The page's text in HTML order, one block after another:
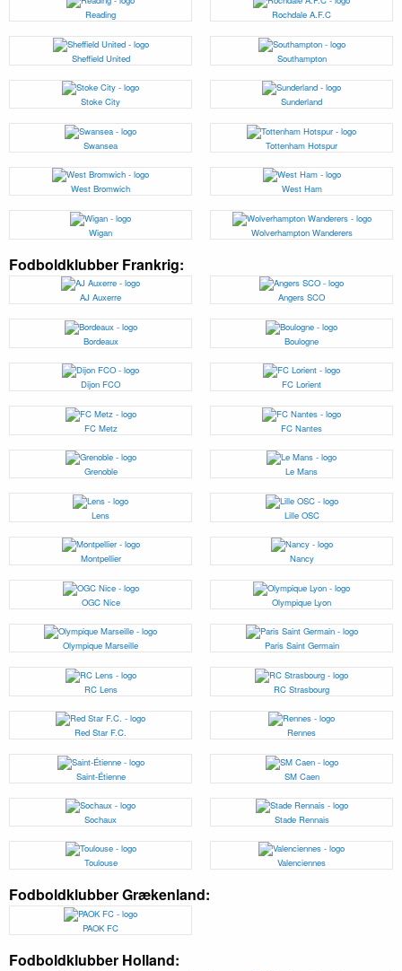
Reading Rochdale A.F.C
Sheffield United Southampton
Stoke City Sunderland
Swansea Tottenham Hotspur
West Bromwich West Ham
Wigan Wolverhampton Wanderers
Fodboldklubber Frankrig:
AJ Auxerre Angers SCO
Bordeaux Boulogne
Dijon FCO FC Lorient
FC Metz FC Nantes
Grenoble Le Mans
Lens Lille OSC
Montpellier Nancy
OGC Nice Olympique Lyon
Olympique Marseille Paris Saint Germain
RC Lens RC Strasbourg
Red Star F.C. Rennes
Saint-Étienne SM Caen
Sochaux Stade Rennais
Toulouse Valenciennes
Fodboldklubber Grækenland:
PAOK FC
Fodboldklubber Holland: